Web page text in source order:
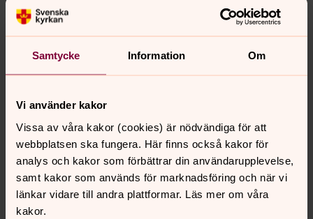
Samtycke Information Om
Vi använder kakor
Vissa av våra kakor (cookies) är nödvändiga för att
webbplatsen ska fungera. Här finns också kakor för
analys och kakor som förbättrar din användarupplevelse,
samt kakor som används för marknadsföring och när vi
länkar vidare till andra plattformar. Läs mer om våra
kakor.
Direkt:0383-76 37 45
Senast ändrad 19 januari 2026
Synpunkter eller frågor på sidans
innehåll?
vetlanda.pastorat@svenskakyrkan.se
Dela